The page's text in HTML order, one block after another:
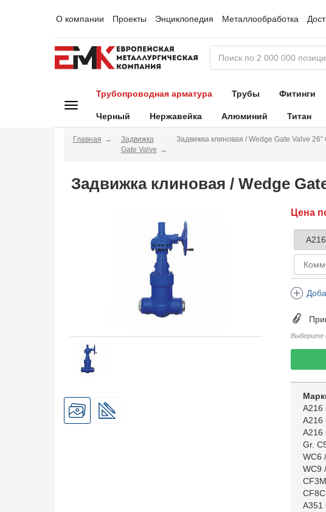
О компании Проекты Энциклопедия Металлообработка
Трубопроводная арматура Трубы Фитинги
Черный Нержавейка Алюминий Титан
Главная
Задвижка
Gate Valve
Задвижка клиновая / Wedge Gate Valve
Задвижка клиновая / Wedge
Цена
Выберите
A216
A216
A216
Gr.
WC6
WC9
A351